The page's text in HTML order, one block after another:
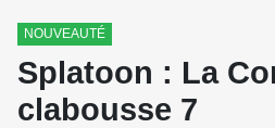
NOUVEAUTÉ
Splatoon : La
clabousse 7